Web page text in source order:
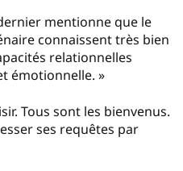
mentionne que le
connaissent très bien
relationnelles
émotionnelle. »
Tous sont les bienvenus.
ses requêtes par